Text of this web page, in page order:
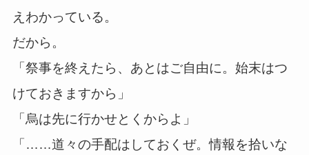
えわかっている。
だから。
「祭事を終えたら、あとはご自由に。始末はつ
けておきますから」
「烏は先に行かせとくからよ」
「……道々の手配はしておくぜ。情報を拾いな